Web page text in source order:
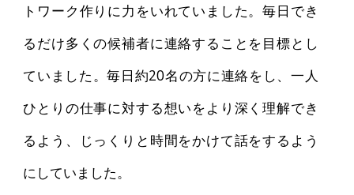
トワーク作りに力をいれていました。毎日でき
るだけ多くの候補者に連絡することを目標とし
ていました。毎日約20名の方に連絡をし、一人
ひとりの仕事に対する想いをより深く理解でき
るよう、じっくりと時間をかけて話をするよう
にしていました。